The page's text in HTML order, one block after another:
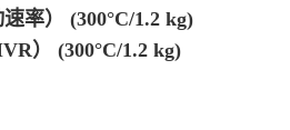
率） (300°C/1.2 kg)
） (300°C/1.2 kg)